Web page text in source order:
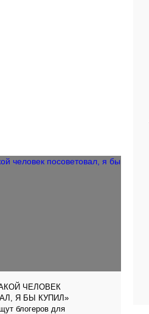
ЧЕЛОВЕК
Я БЫ КУПИЛ»
блогеров для